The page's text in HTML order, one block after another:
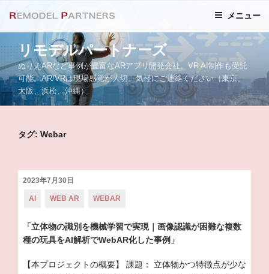
テ
ン
ツ
へ
ス
キ
リモデルパートナーズ
ぬりえARなど事例が豊富なARアプリ開発会社。VR AI制作も受託
可能。AR/VRは現場感覚が大切。気軽にご連絡ください（東京、
大阪、浜松、沖縄）
メニュー
タグ: Webar
投
日:
2023年7月30日
テ
リ
ー:
AI WEB AR WEBAR
「立体物の識別を機械学習で実現｜画像認識が困難な複数
種の玩具をAI解析でWebAR化した事例」
【本プロジェクトの概要】 課題： 立体物かつ特徴点が少な